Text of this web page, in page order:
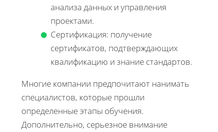
анализа данных и управления
проектами.
Сертификация: получение
сертификатов, подтверждающих
квалификацию и знание стандартов.
Многие компании предпочитают нанимать
специалистов, которые прошли
определенные этапы обучения.
Дополнительно, серьезное внимание